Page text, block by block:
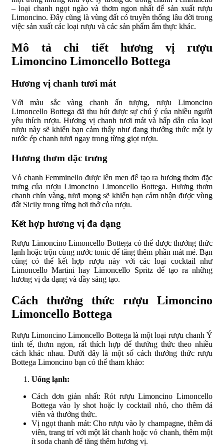
– loại chanh ngọt ngào và thơm ngon nhất để sản xuất rượu
Limoncino. Đây cũng là vùng đất có truyền thống lâu đời trong
việc sản xuất các loại rượu và các sản phẩm ẩm thực khác.
Mô tả chi tiết hương vị rượu
Limoncino Limoncello Bottega
Hương vị chanh tươi mát
Với màu sắc vàng chanh ấn tượng, rượu Limoncino
Limoncello Bottega đã thu hút được sự chú ý của nhiều người
yêu thích rượu. Hương vị chanh tươi mát và hấp dẫn của loại
rượu này sẽ khiến bạn cảm thấy như đang thưởng thức một ly
nước ép chanh tươi ngay trong từng giọt rượu.
Hương thơm đặc trưng
Vỏ chanh Femminello được lên men để tạo ra hương thơm đặc
trưng của rượu Limoncino Limoncello Bottega. Hương thơm
chanh chín vàng, tươi mọng sẽ khiến bạn cảm nhận được vùng
đất Sicily trong từng hơi thở của rượu.
Kết hợp hương vị đa dạng
Rượu Limoncino Limoncello Bottega có thể được thưởng thức
lạnh hoặc trộn cùng nước tonic để tăng thêm phần mát mẻ. Bạn
cũng có thể kết hợp rượu này với các loại cocktail như
Limoncello Martini hay Limoncello Spritz để tạo ra những
hương vị đa dạng và đầy sáng tạo.
Cách thưởng thức rượu Limoncino
Limoncello Bottega
Rượu Limoncino Limoncello Bottega là một loại rượu chanh Ý
tinh tế, thơm ngon, rất thích hợp để thưởng thức theo nhiều
cách khác nhau. Dưới đây là một số cách thưởng thức rượu
Bottega Limoncino bạn có thể tham khảo:
Uống lạnh:
Cách đơn giản nhất: Rót rượu Limoncino Limoncello
Bottega vào ly shot hoặc ly cocktail nhỏ, cho thêm đá
viên và thưởng thức.
Vị ngọt thanh mát: Cho rượu vào ly champagne, thêm đá
viên, trang trí với một lát chanh hoặc vỏ chanh, thêm một
ít soda chanh để tăng thêm hương vị.